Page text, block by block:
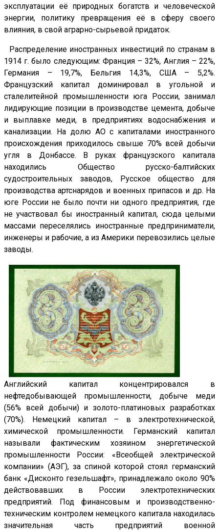
эксплуатации её природных богатств и человеческой
энергии, политику превращения её в сферу своего
влияния, в свой аграрно-сырьевой придаток.
Распределение иностранных инвестиций по странам в
1914 г. было следующим: Франция – 32%, Англия – 22%,
Германия – 19,7%, Бельгия 14,3%, США – 5,2%.
Французский капитал доминировал в угольной и
сталелитейной промышленности юга России, занимал
лидирующие позиции в производстве цемента, добыче
и выплавке меди, в предприятиях водоснабжения и
канализации. На долю АО с капиталами иностранного
происхождения приходилось свыше 70% всей добычи
угля в Донбассе. В руках французского капитала
находились Общество русско-балтийских
судостроительных заводов, Русское общество для
производства артснарядов и военных припасов и др. На
юге России не было почти ни одного предприятия, где
не участвовал бы иностранный капитал, сюда целыми
массами переселялись иностранные предприниматели,
инженеры и рабочие, а из Америки перевозились целые
заводы.
Английский капитал концентрировался в
нефтедобывающей промышленности, добыче меди
(56% всей добычи) и золото-платиновых разработках
(70%). Немецкий капитал – в электротехнической,
химической промышленности. Германский капитал
называли фактическим хозяином энергетической
промышленности России: «Всеобщей электрической
компании» (АЭГ), за спиной которой стоял германский
банк «Дисконто гезельшафт», принадлежало около 90%
действовавших в России электротехнических
предприятий. Под финансовым и производственно-
техническим контролем немецкого капитала находилась
значительная часть предприятий военной